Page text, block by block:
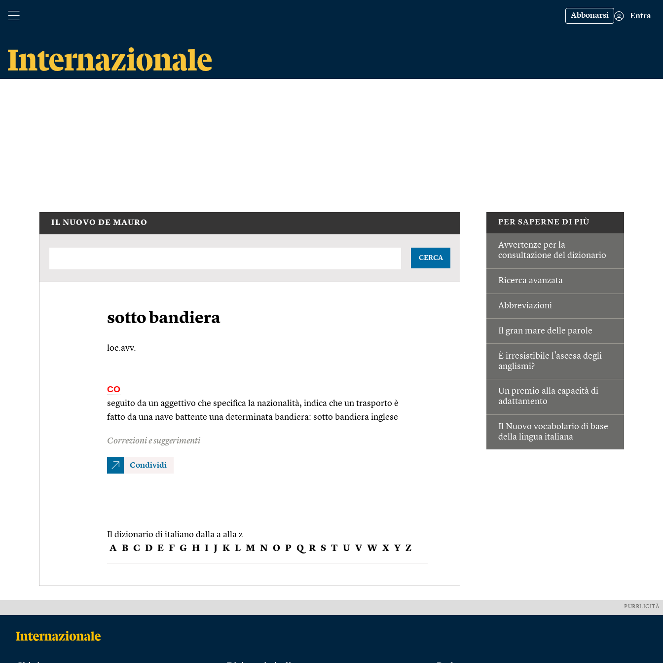
Abbonarsi Entra
PER SAPERNE DI PIÙ
Avvertenze per la
consultazione del dizionario
Ricerca avanzata
Abbreviazioni
Il gran mare delle parole
È irresistibile l’ascesa degli
anglismi?
Un premio alla capacità di
adattamento
Il Nuovo vocabolario di base
della lingua italiana
IL NUOVO DE MAURO
CERCA
sotto bandiera
loc.avv.
CO
seguito da un aggettivo che specifica la nazionalità, indica che un trasporto è
fatto da una nave battente una determinata bandiera: sotto bandiera inglese
Correzioni e suggerimenti
Condividi
Il dizionario di italiano dalla a alla z
A B C D E F G H I J K L M N O P Q R S T U V W X Y Z
PUBBLICITÀ